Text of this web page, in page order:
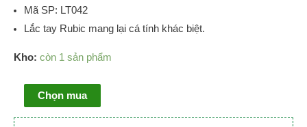
Mã SP: LT042
Lắc tay Rubic mang lại cá tính khác biệt.
Kho: còn 1 sản phẩm
Chọn mua